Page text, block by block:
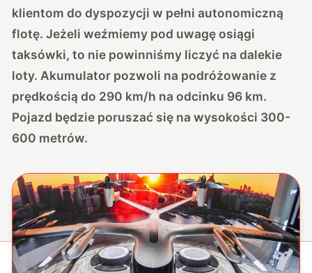
klientom do dyspozycji w pełni autonomiczną
flotę. Jeżeli weźmiemy pod uwagę osiągi
taksówki, to nie powinniśmy liczyć na dalekie
loty. Akumulator pozwoli na podróżowanie z
prędkością do 290 km/h na odcinku 96 km.
Pojazd będzie poruszać się na wysokości 300-
600 metrów.